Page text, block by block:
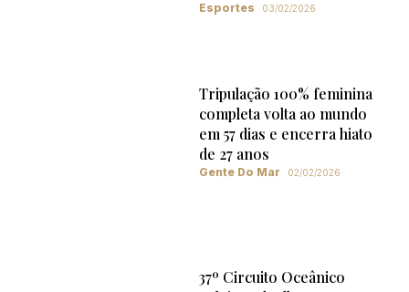
Esportes 03/02/2026
Tripulação 100% feminina
completa volta ao mundo
em 57 dias e encerra hiato
de 27 anos
Gente Do Mar 02/02/2026
37º Circuito Oceânico